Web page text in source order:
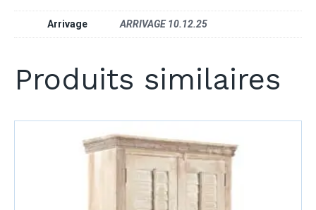
Arrivage ARRIVAGE 10.12.25
Produits similaires